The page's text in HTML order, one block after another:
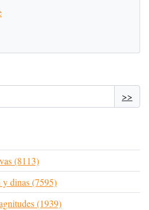
>>
(8113)
y dinas (7595)
(1939)